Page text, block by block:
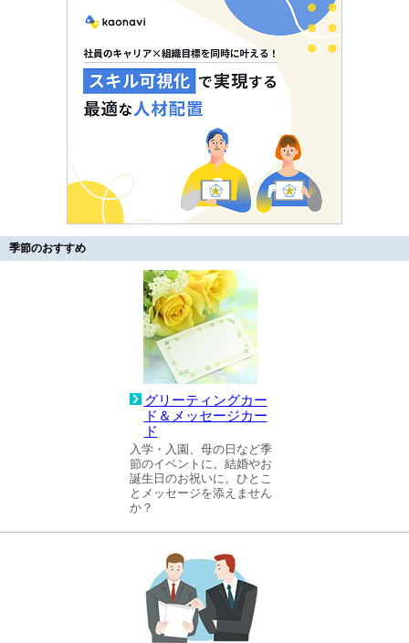
季節のおすすめ
グリーティングカー
ド＆メッセージカー
ド
入学・入園、母の日など季
節のイベントに。結婚やお
誕生日のお祝いに。ひとこ
とメッセージを添えません
か？